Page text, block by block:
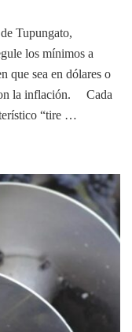
Tupungato,
los mínimos a
que sea en dólares o
la inflación. Cada
“tire …